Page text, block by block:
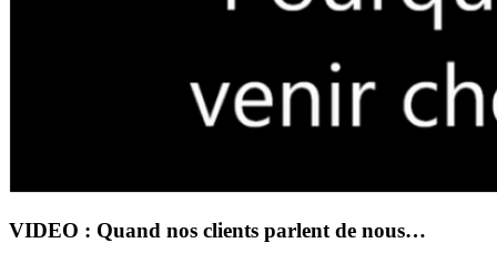
VIDEO : Quand nos clients parlent de nous…